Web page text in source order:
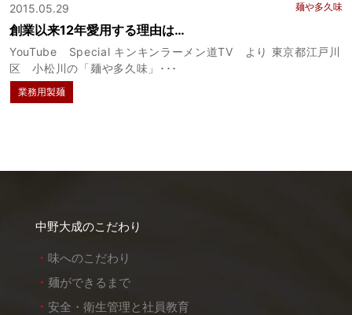
2015.05.29 麺や多久味
創業以来12年愛用する理由は…
YouTube Special キンキンラーメン道TV より 東京都江戸川
区 小松川の「麺や多久味」･･･
業務用製麺
中野大成のこだわり
味へのこだわり
麺ができるまで
安全・衛生管理と社員教育